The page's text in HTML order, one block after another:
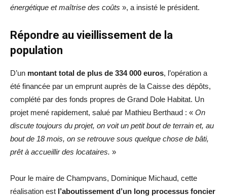
énergétique et maîtrise des coûts », a insisté le président.
Répondre au vieillissement de la
population
D’un montant total de plus de 334 000 euros, l’opération a
été financée par un emprunt auprès de la Caisse des dépôts,
complété par des fonds propres de Grand Dole Habitat. Un
projet mené rapidement, salué par Mathieu Berthaud : « On
discute toujours du projet, on voit un petit bout de terrain et, au
bout de 18 mois, on se retrouve sous quelque chose de bâti,
prêt à accueillir des locataires. »
Pour le maire de Champvans, Dominique Michaud, cette
réalisation est l’aboutissement d’un long processus foncier